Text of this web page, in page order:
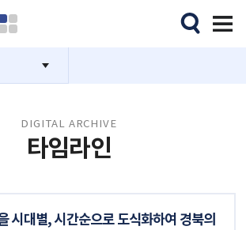
DIGITAL ARCHIVE
타임라인
시대별, 시간순으로 도식화하여 경북의